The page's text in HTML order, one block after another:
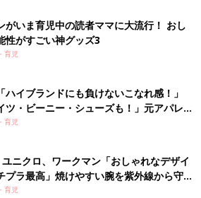
がいま育児中の読者ママに大流行！ おし
性がすごい神グッズ3
育児
ハイブランドにも負けないこなれ感！」
ツ・ビーニー・シューズも！」元アパレル
ーおすすめ小物類★4選
育児
ニクロ、ワークマン「おしゃれなデザイ
プラ最高」焼けやすい腕を紫外線から守れ
ラアームカバー4選
育児